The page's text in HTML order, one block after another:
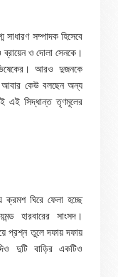
সম্পাদক হিসেবে
ব্রায়েন ও দোলা সেনকে।
আরও দুজনকে
আবার কেউ বলছেন অন্য
এই সিদ্ধান্ত তৃণমূলের
ক্রমশ ঘিরে ফেলা হচ্ছে
হারবারের সাংসদ।
প্রশ্ন তুলে দফায় দফায়
দুটি বাড়ির একটিও